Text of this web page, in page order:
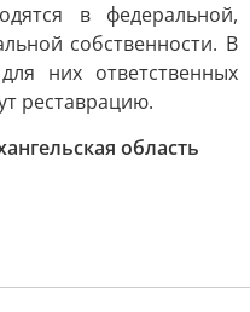
в федеральной,
собственности. В
них ответственных
реставрацию.
область